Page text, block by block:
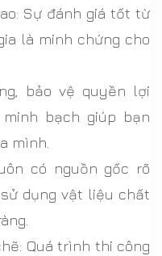
Sự đánh giá tốt từ
là minh chứng cho
bảo vệ quyền lợi
bạch giúp bạn
mình.
có nguồn gốc rõ
dụng vật liệu chất
Quá trình thi công